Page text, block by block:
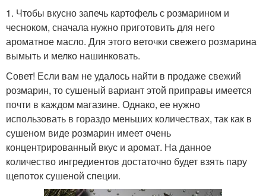
1. Чтобы вкусно запечь картофель с розмарином и
чесноком, сначала нужно приготовить для него
ароматное масло. Для этого веточки свежего розмарина
вымыть и мелко нашинковать.
Совет! Если вам не удалось найти в продаже свежий
розмарин, то сушеный вариант этой приправы имеется
почти в каждом магазине. Однако, ее нужно
использовать в гораздо меньших количествах, так как в
сушеном виде розмарин имеет очень
концентрированный вкус и аромат. На данное
количество ингредиентов достаточно будет взять пару
щепоток сушеной специи.